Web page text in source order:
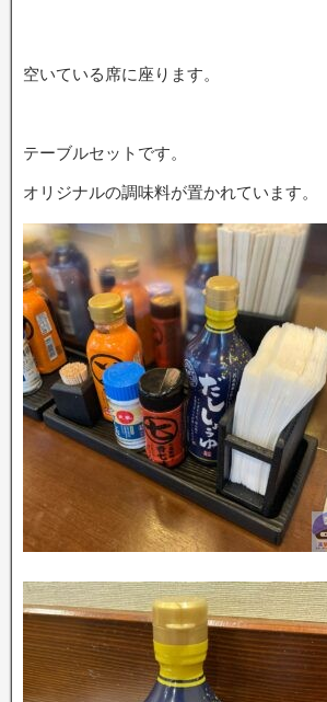
空いている席に座ります。
テーブルセットです。
オリジナルの調味料が置かれています。